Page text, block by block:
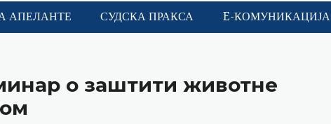
АПЕЛАНТЕ СУДСКА ПРАКСА E-КОМУНИКАЦИЈА
о заштити животне